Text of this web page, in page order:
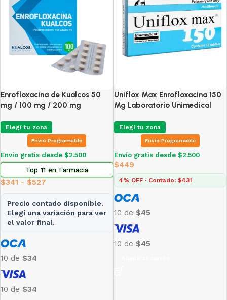
Enrofloxacina de Kualcos 50
mg / 100 mg / 200 mg
Elegí tu zona
Envio Programable
Envío gratis desde $2.500
Top 11 en Farmacia
$341 - $527
Precio contado disponible.
Elegí una variación para ver
el valor final.
10 de $34
10 de $34
Uniflox Max Enrofloxacina 150
Mg Laboratorio Unimedical
Elegí tu zona
Envio Programable
Envío gratis desde $2.500
$449
4% OFF · Contado: $431
10 de $45
10 de $45